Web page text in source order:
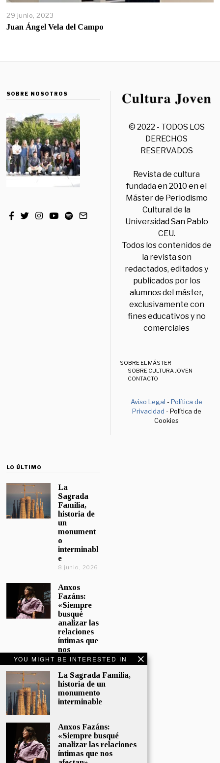
YOU MIGHT BE INTERESTED IN
La Sagrada Familia,
historia de un
monumento
interminable
Anxos Fazáns:
«Siempre busqué
analizar las relaciones
íntimas que nos
29 junio, 2023
Juan Ángel Vela del Campo
SOBRE NOSOTROS
© 2022 - TODOS LOS
DERECHOS
RESERVADOS
Revista de cultura
fundada en 2010 en el
Máster de Periodismo
Cultural de la
Universidad San Pablo
CEU.
Todos los contenidos de
la revista son
redactados, editados y
publicados por los
alumnos del máster,
exclusivamente con
fines educativos y no
comerciales
SOBRE EL MÁSTER
SOBRE CULTURA JOVEN
CONTACTO
Aviso Legal -Política de
Privacidad - Política de
Cookies
LO ÚLTIMO
La
Sagrada
Familia,
historia de
un
monument
o
interminabl
e
8 junio, 2026
Anxos
Fazáns:
«Siempre
busqué
analizar las
relaciones
íntimas que
nos
afectan»
5 junio, 2026
El hijo de la
cómica, el
homenaje
Sacristán a
Fernán
Gómez
28 mayo,
2026